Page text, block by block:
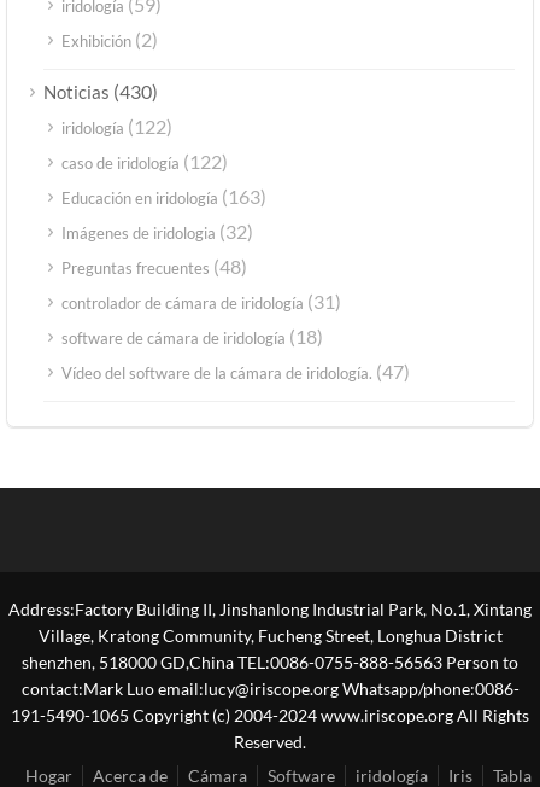
iridología
Exhibición (2)
Noticias (430)
iridología (122)
caso de iridología (122)
Educación en iridología (163)
Imágenes de iridologia (32)
Preguntas frecuentes (48)
controlador de cámara de iridología (31)
software de cámara de iridología (18)
Vídeo del software de la cámara de iridología. (47)
Address:Factory Building II, Jinshanlong Industrial Park, No.1, Xintang
Village, Kratong Community, Fucheng Street, Longhua District
shenzhen, 518000 GD,China TEL:0086-0755-888-56563 Person to
contact:Mark Luo email:lucy@iriscope.org Whatsapp/phone:0086-
191-5490-1065 Copyright (c) 2004-2024 www.iriscope.org All Rights
Reserved.
Hogar
Acerca de Cámara Software iridología Iris
Tabla